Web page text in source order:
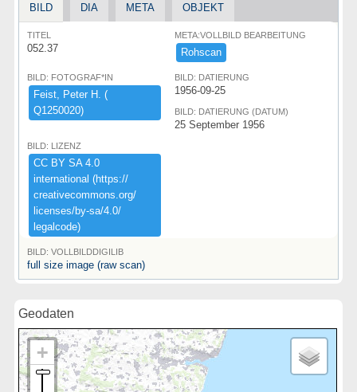
BILD DIA META OBJEKT
TITEL
052.37
META:VOLLBILD BEARBEITUNG
Rohscan
BILD: FOTOGRAF*IN
Feist,​ ​Peter ​H.​ ​(​
Q1250020)​
BILD: DATIERUNG
1956-09-25
BILD: DATIERUNG (DATUM)
25 September 1956
BILD: LIZENZ
CC ​BY ​SA ​4.​0 ​
international ​(​https:​/​/​
creativecommons.​org/​
licenses/​by-​sa/​4.​0/​
legalcode)​
BILD: VOLLBILDDIGILIB
full size image (raw scan)
Geodaten